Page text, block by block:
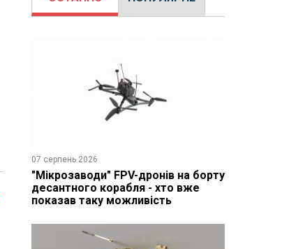
07 серпень 2026
"Мікрозаводи" FPV-дронів на борту
десантного корабля - хто вже
показав таку можливість